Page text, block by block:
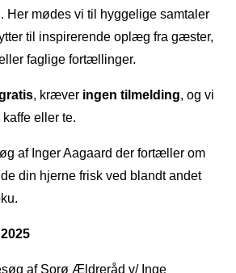
Her mødes vi til hyggelige samtaler
til inspirerende oplæg fra gæster,
faglige fortællinger.
, kræver ingen tilmelding, og vi
eller te.
af Inger Aagaard der fortæller om
din hjerne frisk ved blandt andet
af Sorø Ældreråd v/ Inge